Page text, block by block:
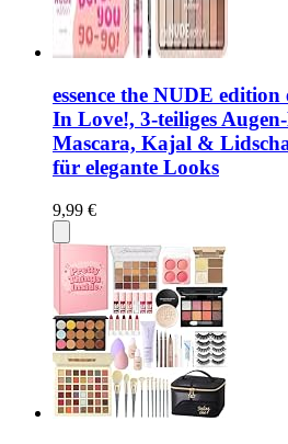
essence the NUDE edition
In Love!, 3-teiliges
Mascara, Kajal &
für elegante Looks
9,99 €